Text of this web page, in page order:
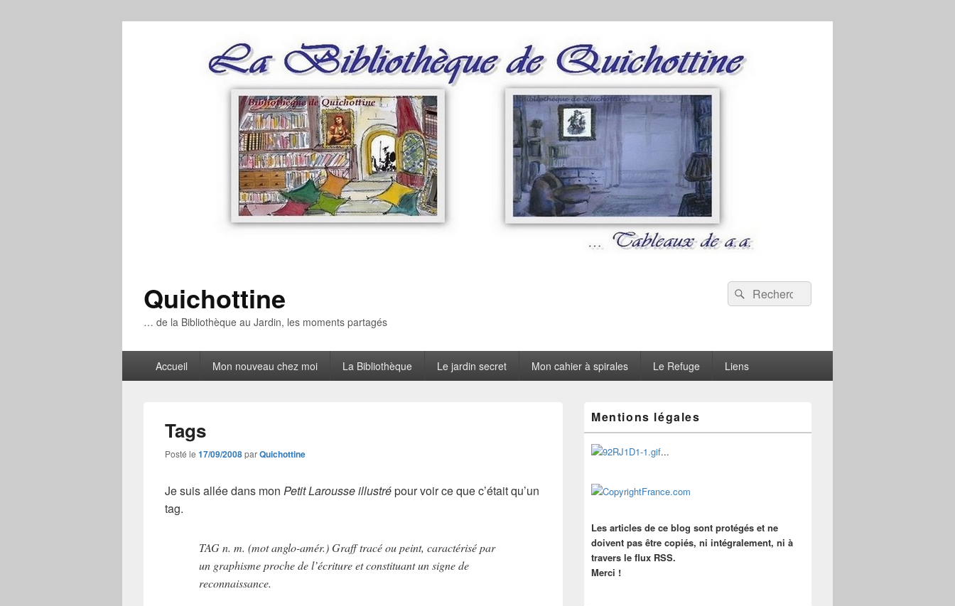
Quichottine
… de la Bibliothèque au Jardin, les moments partagés
Recherche :
Rechercher
principalAccueil Mon nouveau chez moi La Bibliothèque Le jardin secret Mon cahier à spirales Le Refuge Liens
Tags
Posté le 17/09/2008parQuichottine
Je suis allée dans mon Petit Larousse illustrépour voir ce que c’était qu’un
tag.
TAGn. m. (mot anglo-amér.) Graff tracé ou peint, caractérisé par
un graphisme proche de l’écriture et constituant un signe de
reconnaissance.
principale
de
widget
pour
barre
latérale
Mentions légales
...
Les articles de ce blog sont protégés et ne
doivent pas être copiés, ni intégralement, ni à
travers le flux RSS.
Merci !